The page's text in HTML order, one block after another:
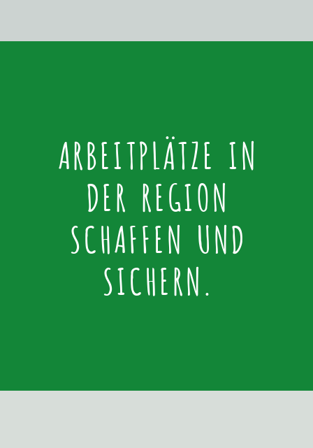
ARBEITPLÄTZE IN
DER REGION
SCHAFFEN UND
SICHERN.